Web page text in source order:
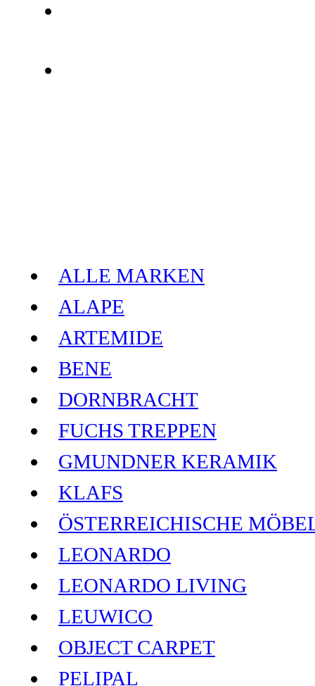
ALLE MARKEN
ALAPE
ARTEMIDE
BENE
DORNBRACHT
FUCHS TREPPEN
GMUNDNER KERAMIK
KLAFS
ÖSTERREICHISCHE
LEONARDO
LEONARDO LIVING
LEUWICO
OBJECT CARPET
PELIPAL